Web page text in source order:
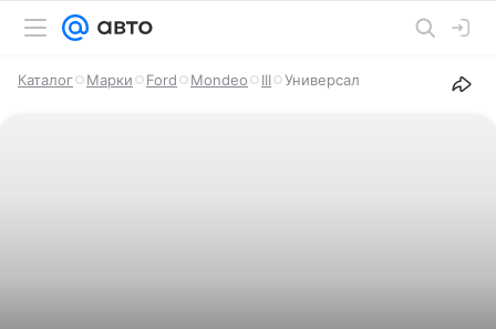
Каталог Марки Ford Mondeo III Универсал